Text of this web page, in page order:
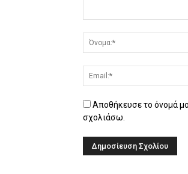
Αποθήκευσε το όνομά
σχολιάσω.